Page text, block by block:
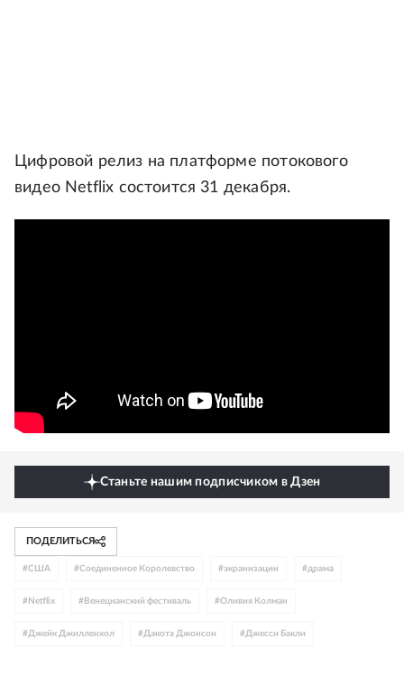
Цифровой релиз на платформе потокового
видео Netflix состоится 31 декабря.
Станьте нашим подписчиком в Дзен
ПОДЕЛИТЬСЯ
#США #Соединенное Королевство #экранизации # драма
# Netflix # Венецианский фестиваль #Оливия Колман
# Джейк Джилленхол # Дакота Джонсон # Джесси Бакли